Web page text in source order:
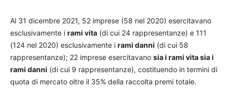
Al 31 dicembre 2021, 52 imprese (58 nel 2020) esercitavano
esclusivamente i rami vita (di cui 24 rappresentanze) e 111
(124 nel 2020) esclusivamente i rami danni (di cui 58
rappresentanze); 22 imprese esercitavano sia i rami vita sia i
rami danni (di cui 9 rappresentanze), costituendo in termini di
quota di mercato oltre il 35% della raccolta premi totale.